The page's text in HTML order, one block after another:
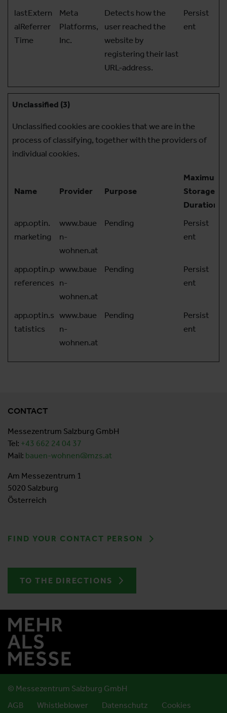
lastExtern
alReferrer
Time
Meta
Platforms,
Inc.
Detects how the
user reached the
website by
registering their last
URL-address.
Persist
ent
Unclassified (3)
Unclassified cookies are cookies that we are in the
process of classifying, together with the providers of
individual cookies.
Name Provider Purpose
Maximum
Storage
Duration
app.optin.
marketing
www.baue
n-
wohnen.at
Pending
Persist
ent
app.optin.p
references
www.baue
n-
wohnen.at
Pending
Persist
ent
app.optin.s
tatistics
www.baue
n-
wohnen.at
Pending
Persist
ent
CONTACT
Messezentrum Salzburg GmbH
Tel: +43 662 24 04 37
Mail: bauen-wohnen@mzs.at
Am Messezentrum 1
5020 Salzburg
Österreich
FIND YOUR CONTACT PERSON
TO THE DIRECTIONS
© Messezentrum Salzburg GmbH
AGB
Whistleblower Datenschutz Cookies